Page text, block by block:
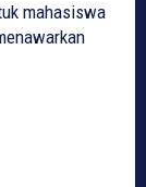
mahasiswa